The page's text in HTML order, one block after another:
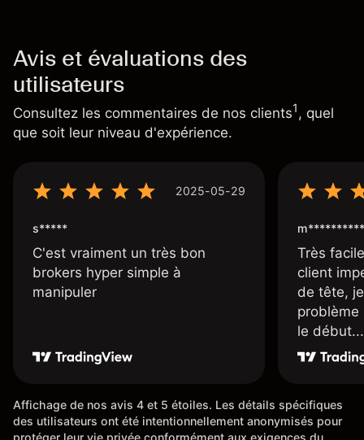
Avis et évaluations des
utilisateurs
Consultez les commentaires de nos clients1, quel
que soit leur niveau d'expérience.
2025-05-29
s*****
C'est vraiment un très bon
brokers hyper simple à
manipuler
m**********
Très
client
de tête,
problème
le début...
Affichage de nos avis 4 et 5 étoiles. Les détails spécifiques
des utilisateurs ont été intentionnellement anonymisés pour
protéger leur vie privée conformément aux exigences du